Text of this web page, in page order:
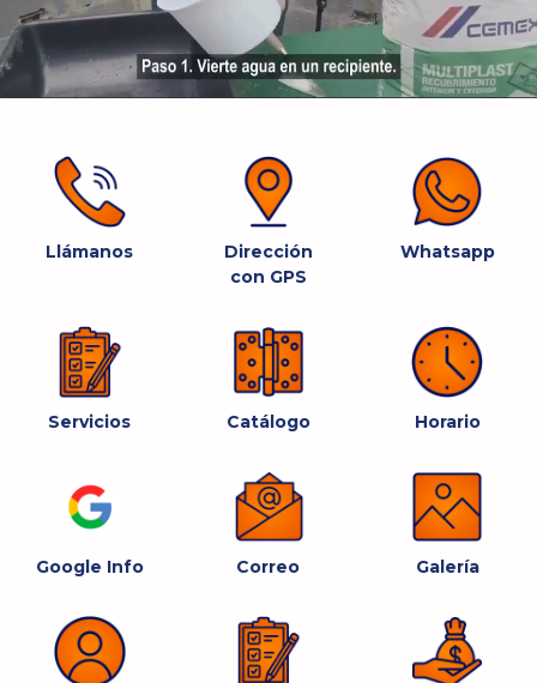
Llámanos
Dirección
con GPS
Whatsapp
Servicios Catálogo Horario
Google Info Correo Galería